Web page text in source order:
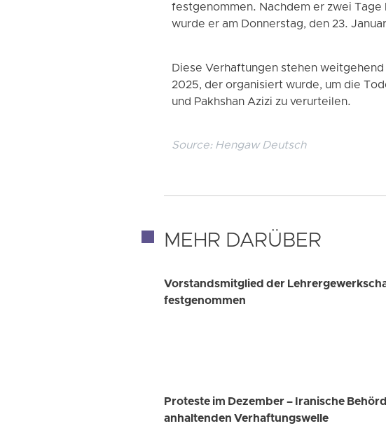
festgenommen. Nachdem er zwei
wurde er am Donnerstag, den 23.
Diese Verhaftungen stehen
2025, der organisiert wurde, um die
und Pakhshan Azizi zu verurteilen.
Source: Hengaw Deutsch
MEHR DARÜBER
Vorstandsmitglied der
festgenommen
Proteste im Dezember – Iranische
anhaltenden Verhaftungswelle